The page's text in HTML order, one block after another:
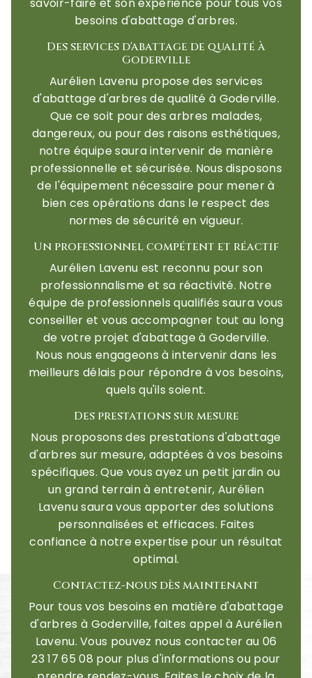
besoins d'abattage d'arbres.
Des services d'abattage de qualité à
Goderville
Aurélien Lavenu propose des services
d'abattage d'arbres de qualité à Goderville.
Que ce soit pour des arbres malades,
dangereux, ou pour des raisons esthétiques,
notre équipe saura intervenir de manière
professionnelle et sécurisée. Nous disposons
de l'équipement nécessaire pour mener à
bien ces opérations dans le respect des
normes de sécurité en vigueur.
Un professionnel compétent et réactif
Aurélien Lavenu est reconnu pour son
professionnalisme et sa réactivité. Notre
équipe de professionnels qualifiés saura vous
conseiller et vous accompagner tout au long
de votre projet d'abattage à Goderville.
Nous nous engageons à intervenir dans les
meilleurs délais pour répondre à vos besoins,
quels qu'ils soient.
Des prestations sur mesure
Nous proposons des prestations d'abattage
d'arbres sur mesure, adaptées à vos besoins
spécifiques. Que vous ayez un petit jardin ou
un grand terrain à entretenir, Aurélien
Lavenu saura vous apporter des solutions
personnalisées et efficaces. Faites
confiance à notre expertise pour un résultat
optimal.
Contactez-nous dès maintenant
Pour tous vos besoins en matière d'abattage
d'arbres à Goderville, faites appel à Aurélien
Lavenu. Vous pouvez nous contacter au 06
23 17 65 08 pour plus d'informations ou pour